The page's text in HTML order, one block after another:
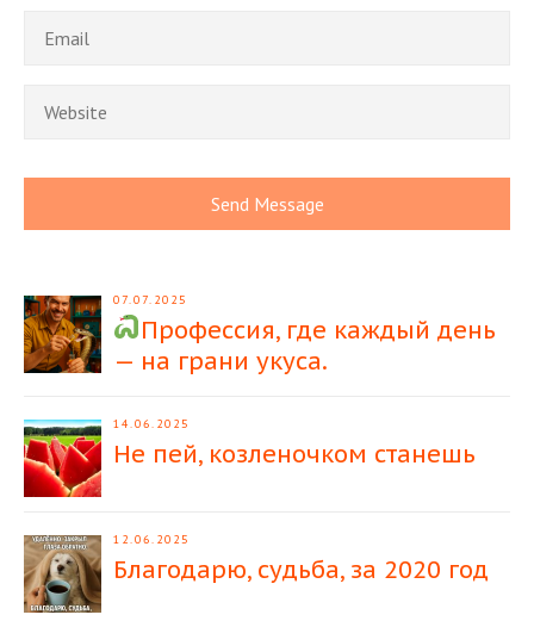
07.07.2025
Профессия, где каждый день
— на грани укуса.
14.06.2025
Не пей, козленочком станешь
12.06.2025
Благодарю, судьба, за 2020 год